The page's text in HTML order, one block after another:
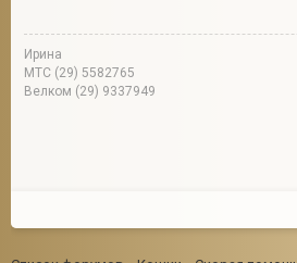
Ирина
МТС (29) 5582765
Велком (29) 9337949